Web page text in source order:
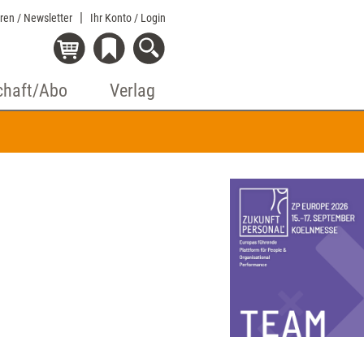
/ Newsletter Ihr Konto / Login
Abo Verlag